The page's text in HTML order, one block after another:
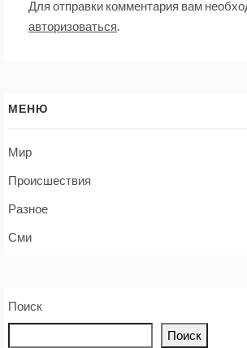
Для отправки комментария вам
авторизоваться.
МЕНЮ
Мир
Происшествия
Разное
Сми
Поиск
Поиск